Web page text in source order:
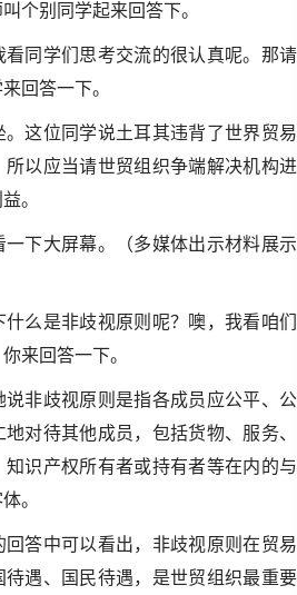
个别同学起来回答下。
看同学们思考交流的很认真呢。那请
回答一下。
。这位同学说土耳其违背了世界贸易
以应当请世贸组织争端解决机构进
。
一下大屏幕。（多媒体出示材料展示
么是非歧视原则呢？噢，我看咱们
来回答一下。
说非歧视原则是指各成员应公平、公
对待其他成员，包括货物、服务、
知识产权所有者或持有者等在内的与
。
回答中可以看出，非歧视原则在贸易
待遇、国民待遇，是世贸组织最重要